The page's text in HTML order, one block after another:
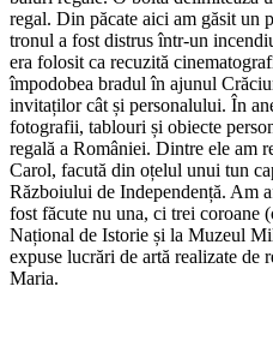
regal. Din păcate aici am găsit un
tronul a fost distrus într-un
era folosit ca recuzită
împodobea bradul în ajunul
invitaților cât și personalului. În
fotografii, tablouri și obiecte
regală a României. Dintre ele am
Carol, facută din oțelul unui tun
Războiului de Independență. Am
fost făcute nu una, ci trei coroane
Național de Istorie și la Muzeul
expuse lucrări de artă realizate de
Maria.